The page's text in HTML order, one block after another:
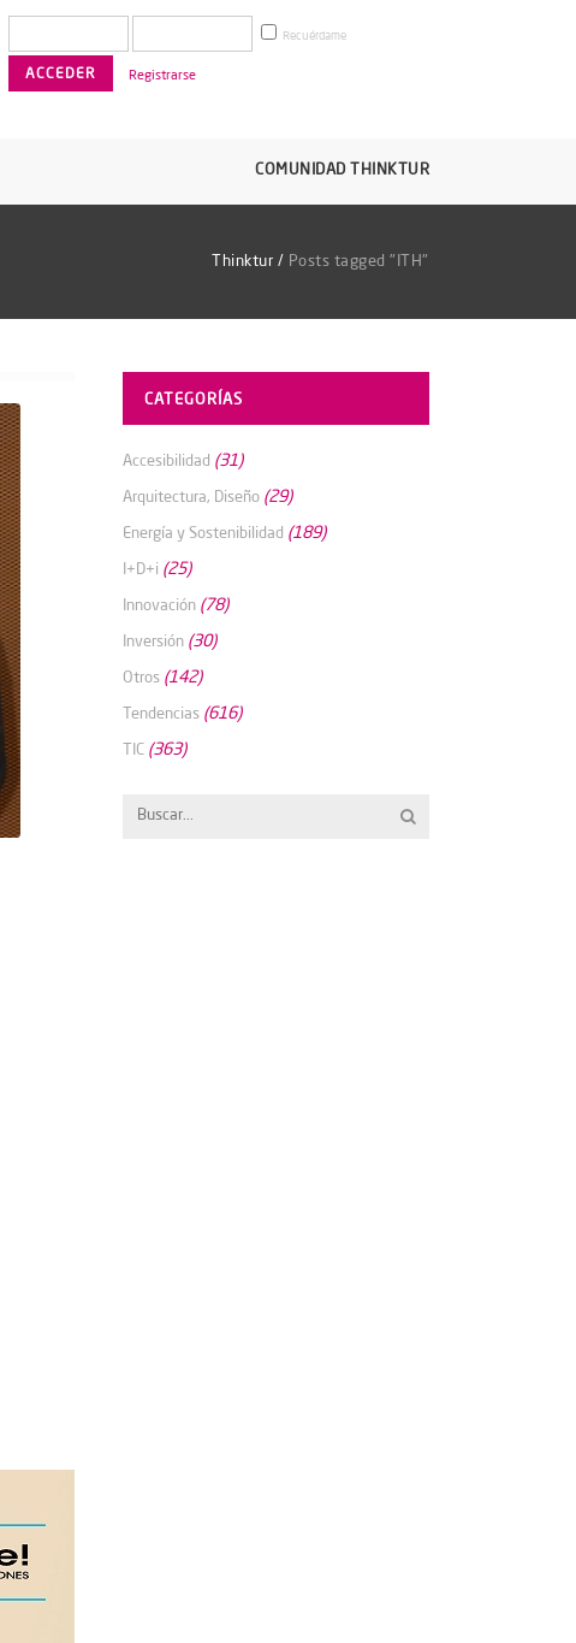
Recuérdame
Registrarse
COMUNIDAD THINKTUR
Thinktur / Posts tagged "ITH"
CATEGORÍAS
Accesibilidad (31)
Arquitectura, Diseño (29)
Energía y Sostenibilidad (189)
I+D+i (25)
Innovación (78)
Inversión (30)
Otros (142)
Tendencias (616)
TIC (363)